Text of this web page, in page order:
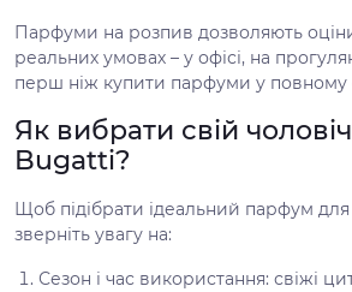
Парфуми на розпив дозволяють
реальних умовах – у офісі, на
перш ніж купити парфуми у повному
Як вибрати свій
Bugatti?
Щоб підібрати ідеальний парфум для
зверніть увагу на:
Сезон і час використання: свіжі